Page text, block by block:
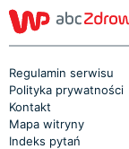
Regulamin serwisu
Polityka prywatności
Kontakt
Mapa witryny
Indeks pytań